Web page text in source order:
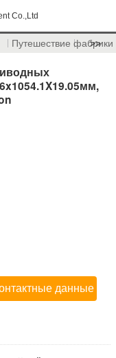
Co.,Ltd
Путешествие фабрики
>>
данные